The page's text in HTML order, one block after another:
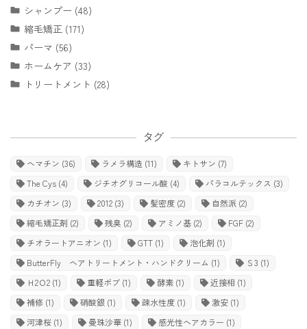
シャンプー (48)
縮毛矯正 (171)
パーマ (56)
ホームケア (33)
トリートメント (28)
タグ
ヘマチン (36) ラメラ構造 (11) キトサン (7)
The Cys (4) ジチオグリコール酸 (4) パラコルテックス (3)
カチオン (3) 2012 (3) 髪密度 (2) 自然派 (2)
縮毛矯正剤 (2) 残臭 (2) アミノ基 (2) FGF (2)
チオラートアニオン (1) GTT (1) 泡化剤 (1)
ButterFly ヘアトリートメント・ハンドクリーム (1) Ｓ3 (1)
Ｈ2Ｏ2 (1) 重軽ボブ (1) 酵素 (1) 近接相 (1)
補修 (1) 硝酸銀 (1) 疎水性度 (1) 激安 (1)
河津桜 (1) 曼珠沙華 (1) 感光性ヘアカラー (1)